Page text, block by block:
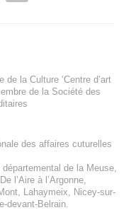
la Culture ‘Centre d’art
de la Société des
des affaires cuturelles
départemental de la Meuse,
l’Aire à l’Argonne,
Lahaymeix
Nicey-sur-
devant-Belrain.